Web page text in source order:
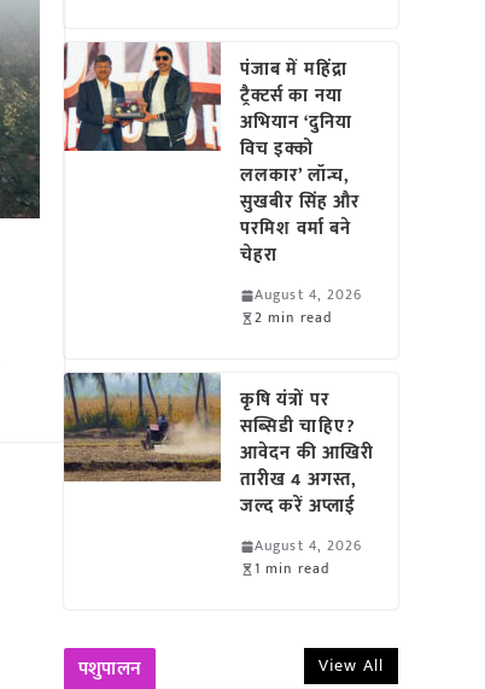
पंजाब में महिंद्रा
ट्रैक्टर्स का नया
अभियान ‘दुनिया
विच इक्को
ललकार’ लॉन्च,
सुखबीर सिंह और
परमिश वर्मा बने
चेहरा
August 4, 2026
2 min read
कृषि यंत्रों पर
सब्सिडी चाहिए?
आवेदन की आखिरी
तारीख 4 अगस्त,
जल्द करें अप्लाई
August 4, 2026
1 min read
पशुपालन View All